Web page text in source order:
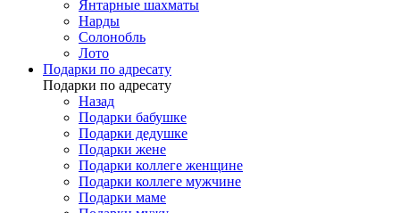
Янтарные шахматы
Нарды
Солонобль
Лото
Подарки по адресату
Подарки по адресату
Назад
Подарки бабушке
Подарки дедушке
Подарки жене
Подарки коллеге женщине
Подарки коллеге мужчине
Подарки маме